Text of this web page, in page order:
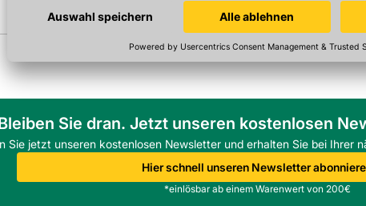
Sie dran. Jetzt unseren kostenlosen
Sie jetzt unseren kostenlosen Newsletter und erhalten Sie bei Ihrer
Hier schnell unseren Newsletter
*einlösbar ab einem Warenwert von 200€